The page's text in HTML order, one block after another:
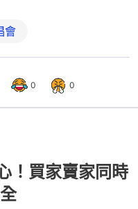
會
0 0
！買家賣家同時